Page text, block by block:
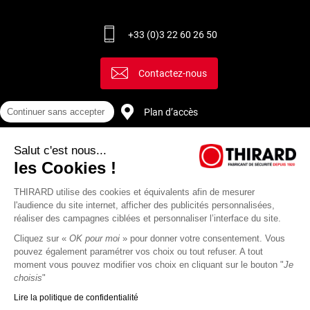
+33 (0)3 22 60 26 50
Contactez-nous
Plan d’accès
Continuer sans accepter
Salut c'est nous...
les Cookies !
THIRARD utilise des cookies et équivalents afin de mesurer
l'audience du site internet, afficher des publicités personnalisées,
réaliser des campagnes ciblées et personnaliser l’interface du site.
Cliquez sur « OK pour moi » pour donner votre consentement. Vous
pouvez également paramétrer vos choix ou tout refuser. A tout
moment vous pouvez modifier vos choix en cliquant sur le bouton "Je
choisis"
Lire la politique de confidentialité